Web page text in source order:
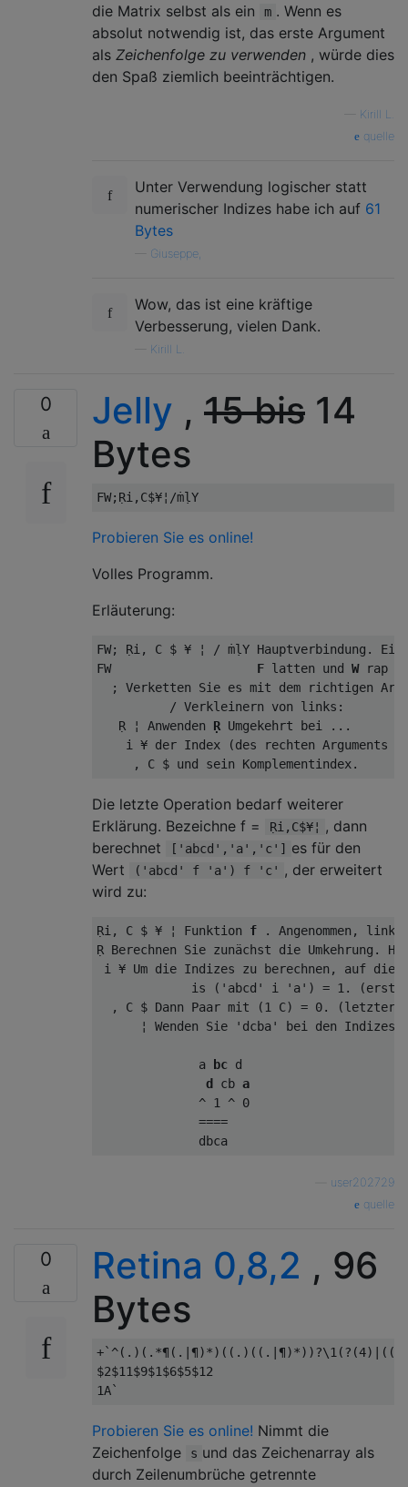
die Matrix selbst als ein
m . Wenn es
absolut notwendig ist, das erste Argument
als Zeichenfolge zu verwenden , würde dies
den Spaß ziemlich beeinträchtigen.
Kirill L.
quelle
Unter Verwendung logischer statt
numerischer Indizes habe ich auf 61
Bytes
Giuseppe,
Wow, das ist eine kräftige
Verbesserung, vielen Dank.
Kirill L.
0 Jelly , 15 bis 14
Bytes
Probieren Sie es online!
Volles Programm.
Erläuterung:
FW; Ṛi, C $ ¥ ¦ / ṁḷY
FW F latten und W rap
; Verketten Sie es mit dem richtigen
          / Verkleinern von links:
   Ṛ ¦ Anwenden
Ṛ Umgekehrt bei ...
i ¥ der Index (des rechten Arguments
Die letzte Operation bedarf weiterer
Erklärung. Bezeichne f =
Ṛi,C$¥¦
, dann
berechnet
['abcd','a','c']
es für den
Wert
('abcd' f 'a') f 'c'
, der erweitert
wird zu:
Ṛi, C $ ¥ ¦ Funktion f . Angenommen,
Ṛ Berechnen Sie zunächst die Umkehrung.
i ¥ Um die Indizes zu berechnen, auf die
is ('abcd' i 'a') = 1.
, C $ Dann Paar mit (1 C) = 0. (letzter
¦ Wenden Sie 'dcba' bei den Indizes
              a
bc d
d
cb a
              ^ 1 ^ 0
              ====
user202729
quelle
0 Retina 0,8,2 , 96
Bytes
$2$11$9$1$6$5$12
Probieren Sie es online! Nimmt die
Zeichenfolge
s und das Zeichenarray als
durch Zeilenumbrüche getrennte